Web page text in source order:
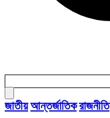
জাতীয়আন্তর্জাতিকরাজনীতি